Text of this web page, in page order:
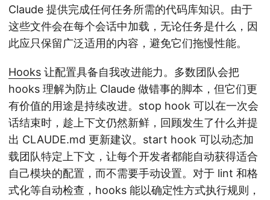
Claude 提供完成任何任务所需的代码库知识。由于
这些文件会在每个会话中加载，无论任务是什么，因
此应只保留广泛适用的内容，避免它们拖慢性能。
Hooks 让配置具备自我改进能力。多数团队会把
hooks 理解为防止 Claude 做错事的脚本，但它们更
有价值的用途是持续改进。stop hook 可以在一次会
话结束时，趁上下文仍然新鲜，回顾发生了什么并提
出 CLAUDE.md 更新建议。start hook 可以动态加
载团队特定上下文，让每个开发者都能自动获得适合
自己模块的配置，而不需要手动设置。对于 lint 和格
式化等自动检查，hooks 能以确定性方式执行规则，